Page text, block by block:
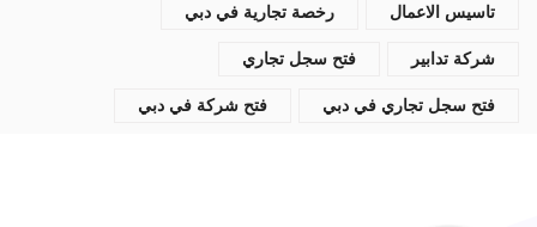
تاسيس الاعمال رخصة تجارية في دبي
شركة تدابير فتح سجل تجاري
فتح سجل تجاري في دبي فتح شركة في دبي